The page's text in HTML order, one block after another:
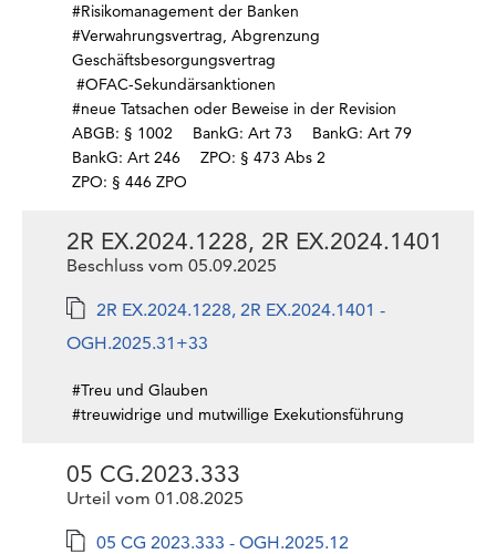
#Risikomanagement der Banken
#Verwahrungsvertrag, Abgrenzung
Geschäftsbesorgungsvertrag
#OFAC-Sekundärsanktionen
#neue Tatsachen oder Beweise in der Revision
ABGB: § 1002
BankG: Art 73
BankG: Art 79
BankG: Art 246
ZPO: § 473 Abs 2
ZPO: § 446 ZPO
2R EX.2024.1228, 2R EX.2024.1401
Beschluss vom 05.09.2025
2R EX.2024.1228, 2R EX.2024.1401 -
OGH.2025.31+33
#Treu und Glauben
#treuwidrige und mutwillige Exekutionsführung
05 CG.2023.333
Urteil vom 01.08.2025
05 CG 2023.333 - OGH.2025.12